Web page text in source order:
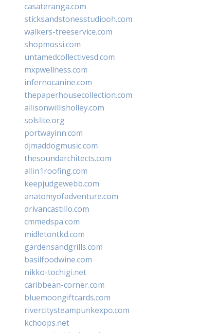
casateranga.com
sticksandstonesstudiooh.com
walkers-treeservice.com
shopmossi.com
untamedcollectivesd.com
mxpwellness.com
infernocanine.com
thepaperhousecollection.com
allisonwillisholley.com
solslite.org
portwayinn.com
djmaddogmusic.com
thesoundarchitects.com
allin1roofing.com
keepjudgewebb.com
anatomyofadventure.com
drivancastillo.com
cmmedspa.com
midletontkd.com
gardensandgrills.com
basilfoodwine.com
nikko-tochigi.net
caribbean-corner.com
bluemoongiftcards.com
rivercitysteampunkexpo.com
kchoops.net